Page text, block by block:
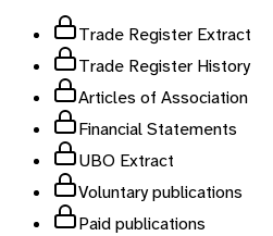
Trade Register Extract
Trade Register History
Articles of Association
Financial Statements
UBO Extract
Voluntary publications
Paid publications